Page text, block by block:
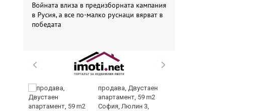
Войната влиза в предизборната кампания
в Русия, а все по-малко руснаци вярват в
победата
продава, Двустаен
апартамент, 59 m2
София, Люлин 3,